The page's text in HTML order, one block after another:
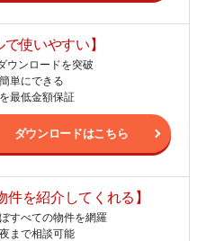
で使いやすい】
ウンロードを突破
単にできる
最低金額保証
ダウンロードはこちら
件を紹介してくれる】
すべての物件を網羅
まで相談可能